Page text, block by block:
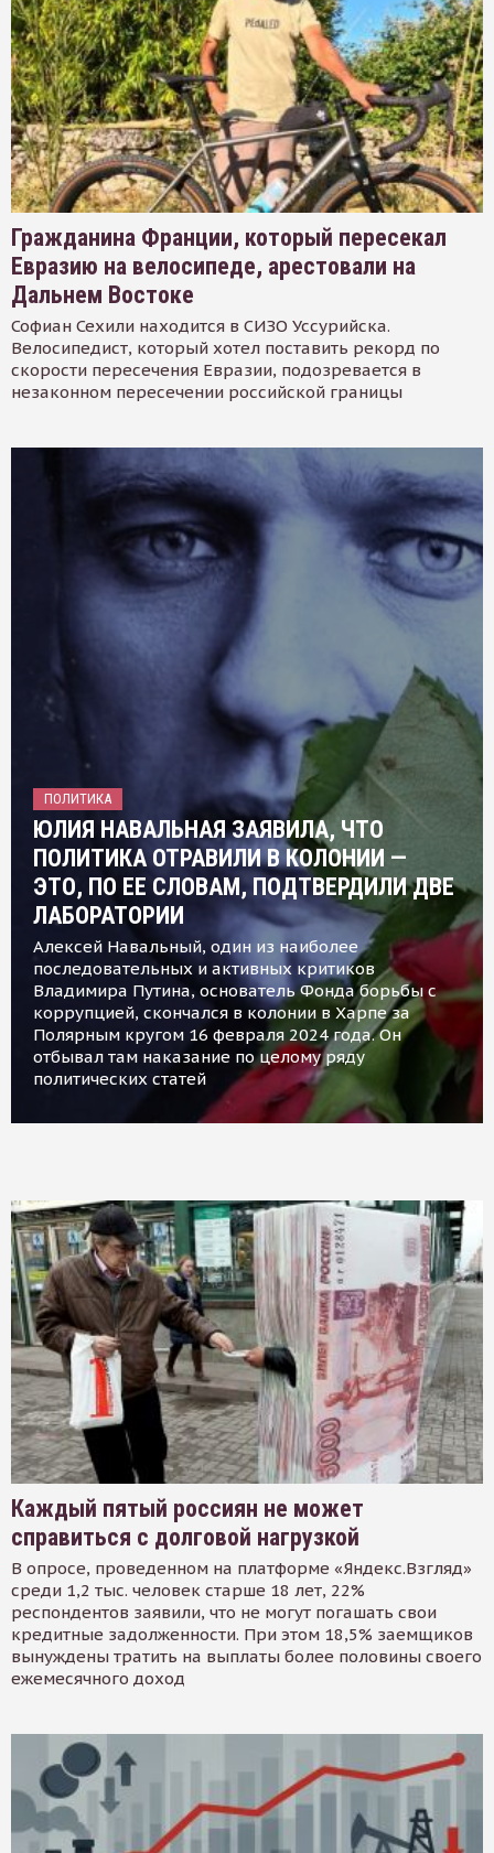
Гражданина Франции, который пересекал
Евразию на велосипеде, арестовали на
Дальнем Востоке
Софиан Сехили находится в СИЗО Уссурийска.
Велосипедист, который хотел поставить рекорд по
скорости пересечения Евразии, подозревается в
незаконном пересечении российской границы
ПОЛИТИКА
ЮЛИЯ НАВАЛЬНАЯ ЗАЯВИЛА, ЧТО
ПОЛИТИКА ОТРАВИЛИ В КОЛОНИИ —
ЭТО, ПО ЕЕ СЛОВАМ, ПОДТВЕРДИЛИ ДВЕ
ЛАБОРАТОРИИ
Алексей Навальный, один из наиболее
последовательных и активных критиков
Владимира Путина, основатель Фонда борьбы с
коррупцией, скончался в колонии в Харпе за
Полярным кругом 16 февраля 2024 года. Он
отбывал там наказание по целому ряду
политических статей
Каждый пятый россиян не может
справиться с долговой нагрузкой
В опросе, проведенном на платформе «Яндекс.Взгляд»
среди 1,2 тыс. человек старше 18 лет, 22%
респондентов заявили, что не могут погашать свои
кредитные задолженности. При этом 18,5% заемщиков
вынуждены тратить на выплаты более половины своего
ежемесячного доход